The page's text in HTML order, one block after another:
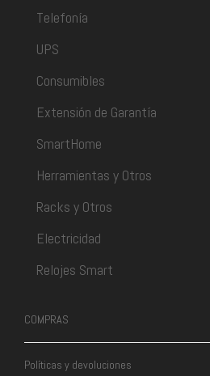
Telefonía
UPS
Consumibles
Extensión de Garantía
SmartHome
Herramientas y Otros
Racks y Otros
Electricidad
Relojes Smart
COMPRAS
Políticas y devoluciones